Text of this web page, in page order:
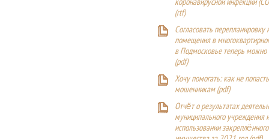
коронавирусной инфекции
(rtf)
Согласовать перепланировку
помещения в
в Подмосковье теперь можно
(pdf)
Хочу помогать: как не
мошенникам (pdf)
Отчёт о результатах
муниципального учреждения
использовании